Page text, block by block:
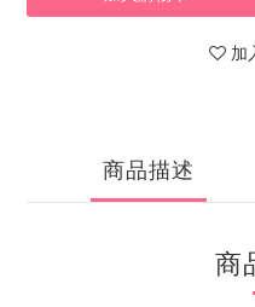
加
商品描述
商